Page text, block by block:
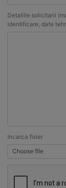
Detaliile solicitarii
identificare, date
Incarca fisier
Choose file